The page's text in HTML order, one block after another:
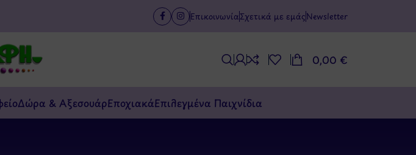
Επικοινωνία Σχετικά με εμάςNewsletter
0,00 €
Δώρα & ΑξεσουάρΕποχιακάΕπιλεγμένα Παιχνίδια